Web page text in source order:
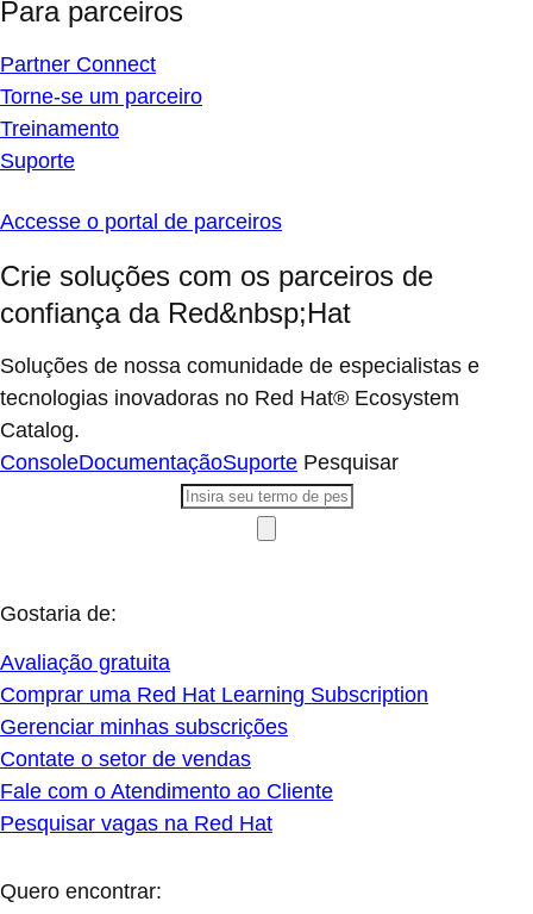
Para parceiros
Partner Connect
Torne-se um parceiro
Treinamento
Suporte
Accesse o portal de parceiros
Crie soluções com os parceiros de
confiança da Red&nbsp;Hat
Soluções de nossa comunidade de especialistas e
tecnologias inovadoras no Red Hat® Ecosystem
Catalog.
ConsoleDocumentaçãoSuporte Pesquisar
Gostaria de:
Avaliação gratuita
Comprar uma Red Hat Learning Subscription
Gerenciar minhas subscrições
Contate o setor de vendas
Fale com o Atendimento ao Cliente
Pesquisar vagas na Red Hat
Quero encontrar: